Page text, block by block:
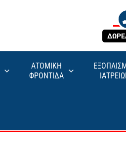
ΑΤΟΜΙΚΗ
ΦΡΟΝΤΙΔΑ